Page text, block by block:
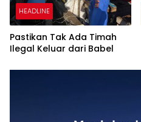
HEADLINE
Pastikan Tak Ada Timah
Ilegal Keluar dari Babel